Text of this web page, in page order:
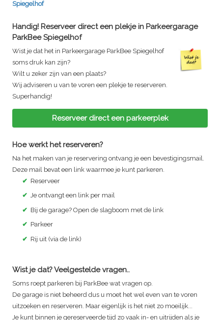
Spiegelhof
Handig! Reserveer direct een plekje in Parkeergarage
ParkBee Spiegelhof
Wist je dat het in Parkeergarage ParkBee Spiegelhof
soms druk kan zijn?
Wilt u zeker zijn van een plaats?
Wij adviseren u van te voren een plekje te reserveren.
Superhandig!
Reserveer direct een parkeerplek
Hoe werkt het reserveren?
Na het maken van je reservering ontvang je een bevestigingsmail.
Deze mail bevat een link waarmee je kunt parkeren.
✔ Reserveer
✔ Je ontvangt een link per mail
✔ Bij de garage? Open de slagboom met de link
✔ Parkeer
✔ Rij uit (via de link)
Wist je dat? Veelgestelde vragen..
Soms roept parkeren bij ParkBee wat vragen op.
De garage is niet beheerd dus u moet het wel even van te voren
uitzoeken en reserveren. Maar eigenlijk is het niet zo moeilijk...
Je kunt binnen je gereserveerde tijd zo vaak in- en uitrijden als je